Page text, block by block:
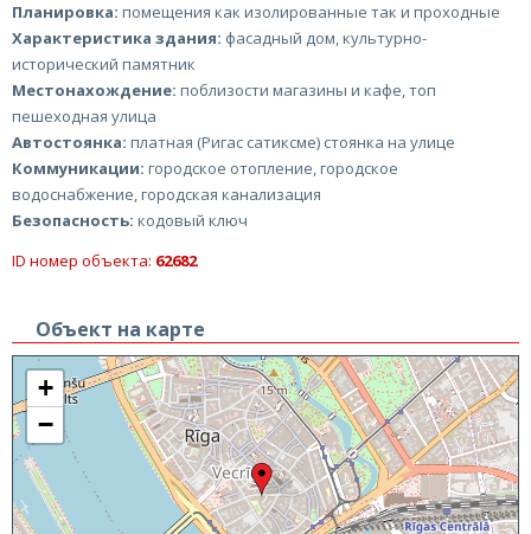
Планировка: помещения как изолированные так и проходные
Характеристика здания: фасадный дом, культурно-
исторический памятник
Местонахождение: поблизости магазины и кафе, топ
пешеходная улица
Автостоянка: платная (Ригас сатиксме) стоянка на улице
Коммуникации: городское отопление, городское
водоснабжение, городская канализация
Безопасность: кодовый ключ
ID номер объекта: 62682
Объект на карте
+
−